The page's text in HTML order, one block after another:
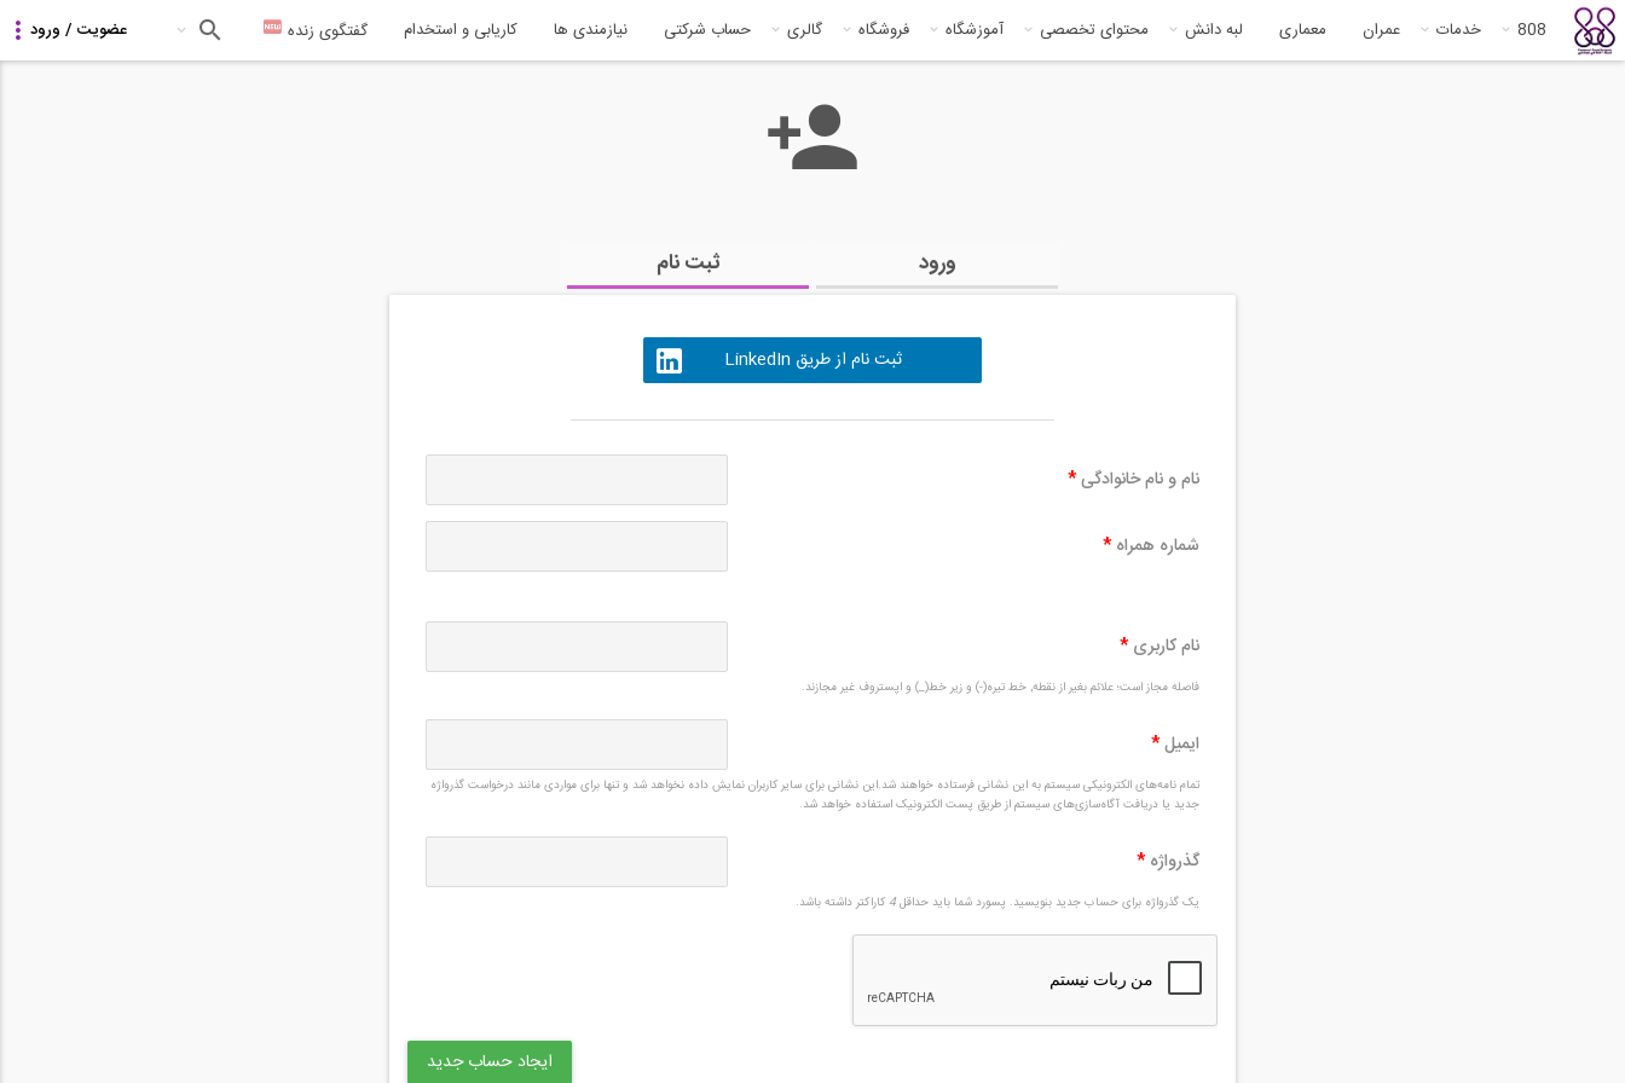
808 خدمات عمران معماری لبه دانش محتوای تخصصی آموزشگاه فروشگاه گالری حساب شرکتی نیازمندی ها کاریابی و استخدام گفتگوی زنده
ورود ثبت نام
ثبت نام از طریق LinkedIn
نام و نام خانوادگی*
شماره همراه *
نام کاربری *
فاصله مجاز است؛ علائم بغیر از نقطه, خط تیره(-) و زیر خط(_) و اپستروف غیر مجازند.
ایمیل*
تمام نامه‌های الکترونیکی سیستم به این نشانی فرستاده خواهند شد.این نشانی برای سایر کاربران نمایش داده نخواهد شد و تنها برای مواردی مانند درخواست گذرواژه
جدید یا دریافت آگاه‌سازی‌های سیستم از طریق پست الکترونیک استفاده خواهد شد.
گذرواژه *
یک گذرواژه برای حساب جدید بنویسید. پسورد شما باید حداقل4 کاراکتر داشته باشد.